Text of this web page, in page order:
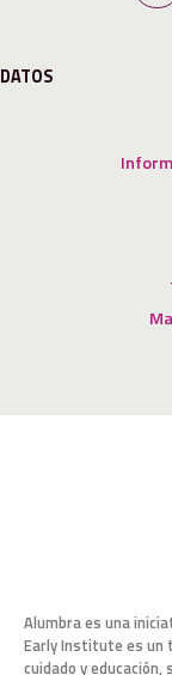
DATOS
Alumbra es una
Early Institute es un
cuidado y